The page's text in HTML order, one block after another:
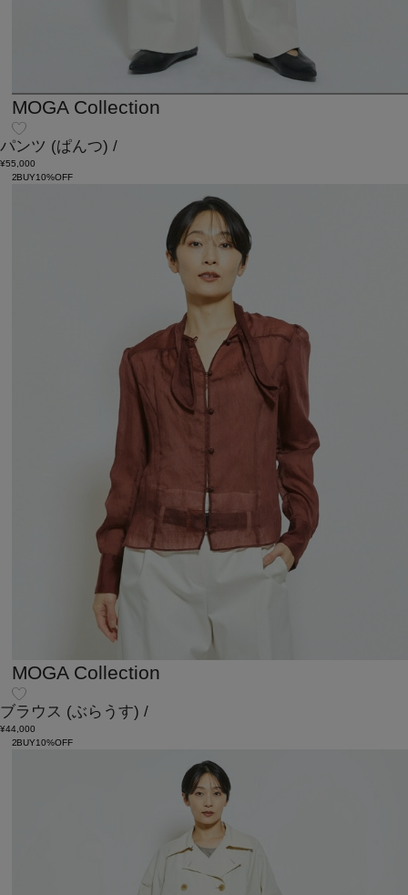
MOGA Collection
パンツ (ぱんつ) /
¥55,000
2BUY10%OFF
MOGA Collection
ブラウス (ぶらうす) /
¥44,000
2BUY10%OFF